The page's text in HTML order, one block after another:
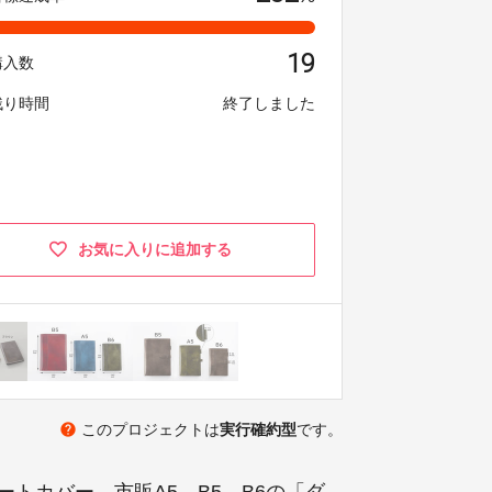
入数 19
時間 終了しました
お気に入りに追加する
help このプロジェクトは実行確約型です。